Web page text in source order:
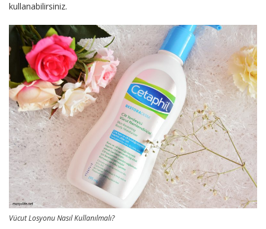
kullanabilirsiniz.
Vücut Losyonu Nasıl Kullanılmalı?